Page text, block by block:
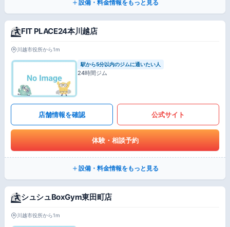
設備・料金情報をもっと見る
FIT PLACE24本川越店
川越市役所から1m
駅から5分以内のジムに通いたい人
24時間ジム
店舗情報を確認 公式サイト
体験・相談予約
設備・料金情報をもっと見る
シュシュBoxGym東田町店
川越市役所から1m